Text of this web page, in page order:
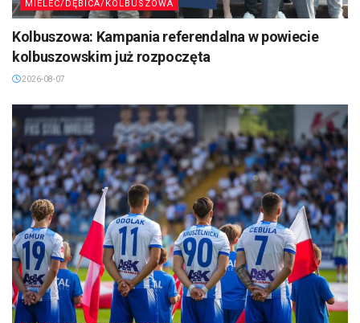
MIELEC/DĘBICA/KOLBUSZOWA
Kolbuszowa: Kampania referendalna w powiecie
kolbuszowskim już rozpoczęta
2026-08-07